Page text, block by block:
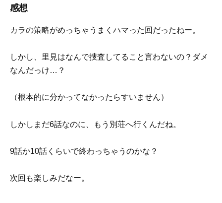
感想
カラの策略がめっちゃうまくハマった回だったねー。
しかし、里見はなんで捜査してること言わないの？ダメ
なんだっけ…？
（根本的に分かってなかったらすいません）
しかしまだ6話なのに、もう別荘へ行くんだね。
9話か10話くらいで終わっちゃうのかな？
次回も楽しみだなー。